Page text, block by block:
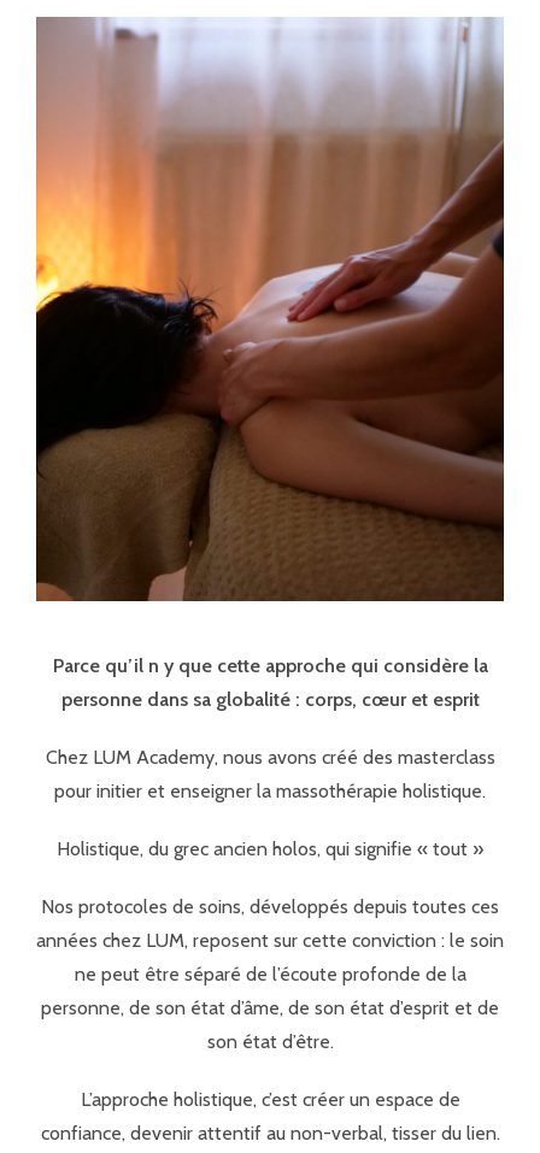
Parce qu’il n y que cette approche qui considère la
personne dans sa globalité : corps, cœur et esprit
Chez LUM Academy, nous avons créé des masterclass
pour initier et enseigner la massothérapie holistique.
Holistique, du grec ancien holos, qui signifie « tout »
Nos protocoles de soins, développés depuis toutes ces
années chez LUM, reposent sur cette conviction : le soin
ne peut être séparé de l’écoute profonde de la
personne, de son état d’âme, de son état d’esprit et de
son état d’être.
L’approche holistique, c’est créer un espace de
confiance, devenir attentif au non-verbal, tisser du lien.